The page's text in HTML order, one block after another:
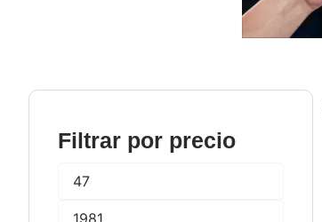
Filtrar por precio